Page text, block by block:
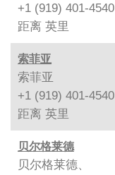
+1 (919) 401-4540
距离 英里
索菲亚
索菲亚
+1 (919) 401-4540
距离 英里
贝尔格莱德
贝尔格莱德、